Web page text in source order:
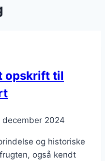
opskrift til
december 2024
og historiske
også kendt